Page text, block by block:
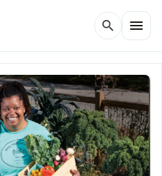
search menu